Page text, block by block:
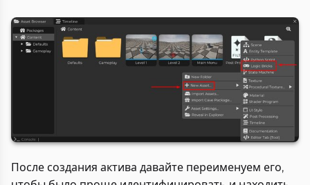
После создания актива давайте переименуем его,